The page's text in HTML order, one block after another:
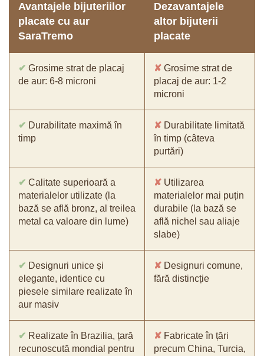
Avantajele bijuteriilor
placate cu aur
SaraTremo
Dezavantajele
altor bijuterii
placate
✔ Grosime strat de placaj
de aur: 6-8 microni
✘ Grosime strat de
placaj de aur: 1-2
microni
✔ Durabilitate maximă în
timp
✘ Durabilitate limitată
în timp (câteva
purtări)
✔ Calitate superioară a
materialelor utilizate (la
bază se află bronz, al treilea
metal ca valoare din lume)
✘ Utilizarea
materialelor mai puțin
durabile (la bază se
află nichel sau aliaje
slabe)
✔ Designuri unice și
elegante, identice cu
piesele similare realizate în
aur masiv
✘ Designuri comune,
fără distincție
✔ Realizate în Brazilia, țară
recunoscută mondial pentru
✘ Fabricate în țări
precum China, Turcia,